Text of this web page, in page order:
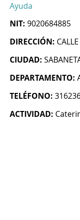
Ayuda
NIT: 9020684885
DIRECCIÓN:
CIUDAD:
DEPARTAMENTO:
TELÉFONO:
ACTIVIDAD: